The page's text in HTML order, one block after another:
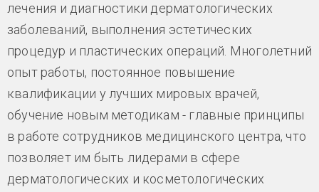
лечения и диагностики дерматологических
заболеваний, выполнения эстетических
процедур и пластических операций. Многолетний
опыт работы, постоянное повышение
квалификации у лучших мировых врачей,
обучение новым методикам - главные принципы
в работе сотрудников медицинского центра, что
позволяет им быть лидерами в сфере
дерматологических и косметологических